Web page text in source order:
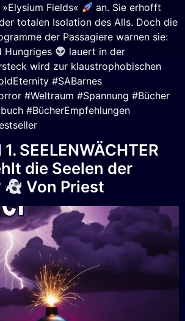
Fields«
an. Sie erhofft
totalen Isolation des Alls. Doch die
der Passagiere warnen sie:
Hungriges
lauert in der
wird zur klaustrophobischen
#SABarnes
#Weltraum #Spannung #Bücher
#BücherEmpfehlungen
SEELENWÄCHTER
die Seelen der
Von Priest